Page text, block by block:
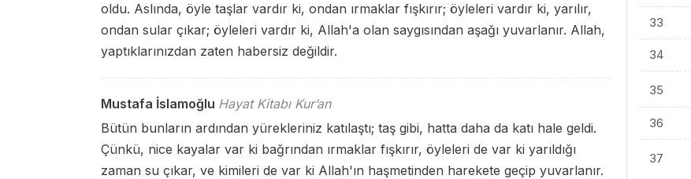
oldu. Aslında, öyle taşlar vardır ki, ondan ırmaklar fışkırır; öyleleri vardır ki, yarılır,
ondan sular çıkar; öyleleri vardır ki, Allah'a olan saygısından aşağı yuvarlanır. Allah,
yaptıklarınızdan zaten habersiz değildir.
Mustafa İslamoğlu Hayat Kitabı Kur’an
Bütün bunların ardından yürekleriniz katılaştı; taş gibi, hatta daha da katı hale geldi.
Çünkü, nice kayalar var ki bağrından ırmaklar fışkırır, öyleleri de var ki yarıldığı
zaman su çıkar, ve kimileri de var ki Allah'ın haşmetinden harekete geçip yuvarlanır.
33
34
35
36
37